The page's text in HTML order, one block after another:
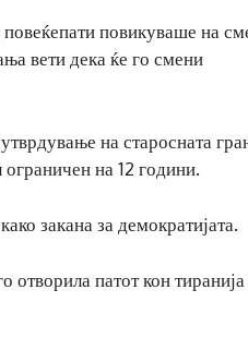
повикуваше на
вети дека ќе го смени
на старосната
на 12 години.
закана за демократијата.
отворила патот кон